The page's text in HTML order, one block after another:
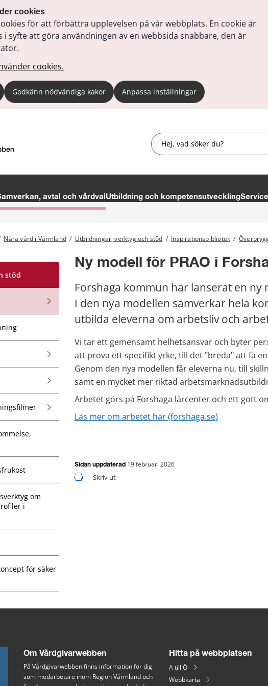
cookies
för att förbättra upplevelsen på vår webbplats. En cookie är
i syfte att göra användningen av en webbsida snabbare, den är
cookies.
Godkänn nödvändiga kakor Anpassa inställningar
Sök
avtal och vårdval Utbildning och kompetensutveckling
Nära vård i Värmland / Utbildningar, verktyg och stöd / Inspirationsbibliotek /
stöd
om
i
för säker
Ny modell för PRAO i
Forshaga kommun har lanserat en
I den nya modellen samverkar hela
utbilda eleverna om arbetsliv och
Vi tar ett gemensamt helhetsansvar och byter
att prova ett specifikt yrke, till det "breda" att få
Genom den nya modellen får eleverna nu, till
samt en mycket mer riktad
Arbetet görs på Forshaga lärcenter och ett gott
Läs mer om arbetet här (forshaga.se)
Sidan uppdaterad 19 februari 2026
Skriv ut
Om Vårdgivarwebben
På Vårdgivarwebben finns information för dig
som medarbetare inom Region Värmland och
Hitta på webbplatsen
A till Ö
Webbkarta